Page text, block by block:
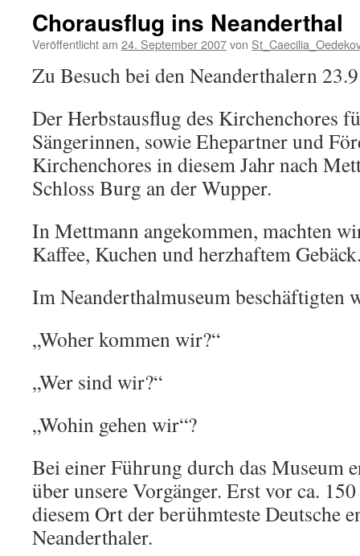
Chorausflug ins Neanderthal
Veröffentlicht am 24. September 2007von
Zu Besuch bei den Neanderthalern
Der Herbstausflug des Kirchenchores
Sängerinnen, sowie Ehepartner und
Kirchenchores in diesem Jahr nach
Schloss Burg an der Wupper.
In Mettmann angekommen, machten
Kaffee, Kuchen und herzhaftem
Im Neanderthalmuseum beschäftigten
„Woher kommen wir?“
„Wer sind wir?“
„Wohin gehen wir“?
Bei einer Führung durch das Museum
über unsere Vorgänger. Erst vor ca.
diesem Ort der berühmteste Deutsche
Neanderthaler.